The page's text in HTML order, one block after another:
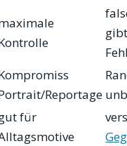
Reportage
für